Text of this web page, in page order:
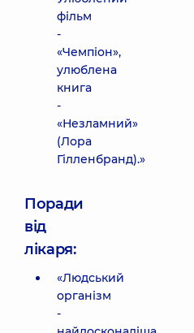
фільм
-
«Чемпіон»,
улюблена
книга
-
«Незламний»
(Лора
Гілленбранд).»
Поради
від
лікаря:
«Людський
організм
-